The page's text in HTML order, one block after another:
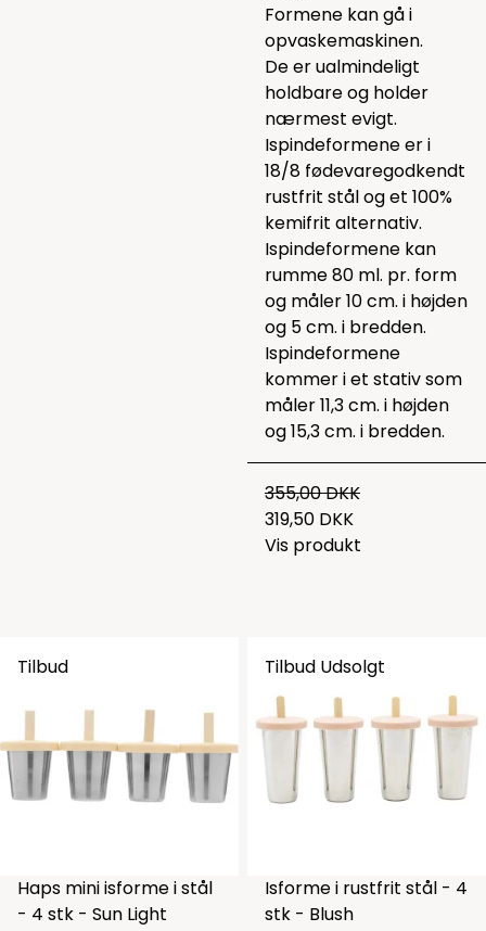
Formene kan gå i
opvaskemaskinen.
De er ualmindeligt
holdbare og holder
nærmest evigt.
Ispindeformene er i
18/8 fødevaregodkendt
rustfrit stål og et 100%
kemifrit alternativ.
Ispindeformene kan
rumme 80 ml. pr. form
og måler 10 cm. i højden
og 5 cm. i bredden.
Ispindeformene
kommer i et stativ som
måler 11,3 cm. i højden
og 15,3 cm. i bredden.
355,00 DKK
319,50 DKK
Vis produkt
Tilbud
Haps mini isforme i stål
- 4 stk - Sun Light
Tilbud Udsolgt
Isforme i rustfrit stål - 4
stk - Blush